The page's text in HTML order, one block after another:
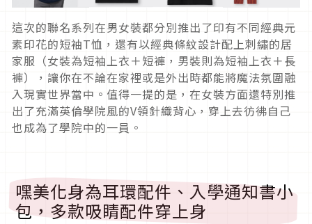
這次的聯名系列在男女裝都分別推出了印有不同經典元
素印花的短袖T恤，還有以經典條紋設計配上刺繡的居
家服（女裝為短袖上衣＋短褲，男裝則為短袖上衣＋長
褲），讓你在不論在家裡或是外出時都能將魔法氛圍融
入現實世界當中。值得一提的是，在女裝方面還特別推
出了充滿英倫學院風的V領針織背心，穿上去彷彿自己
也成為了學院中的一員。
嘿美化身為耳環配件、入學通知書小
包，多款吸睛配件穿上身